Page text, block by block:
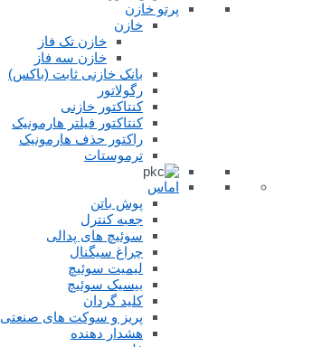
پرتو خازن
خازن
خازن تک فاز
خازن سه فاز
بانک خازنی ثابت (باکس)
رگولاتور
کنتاکتور خازنی
کنتاکتور فیلتر هارمونیک
راکتور حذف هارمونیک
ترموستات
اماس
پوش باتن
جعبه کنترل
سوئیچ های پدالی
چراغ سیگنال
لیمیت سوئیچ
بیسیک سوئیچ
کلید گردان
پریز و سوکت های صنعتی
هشدار دهنده